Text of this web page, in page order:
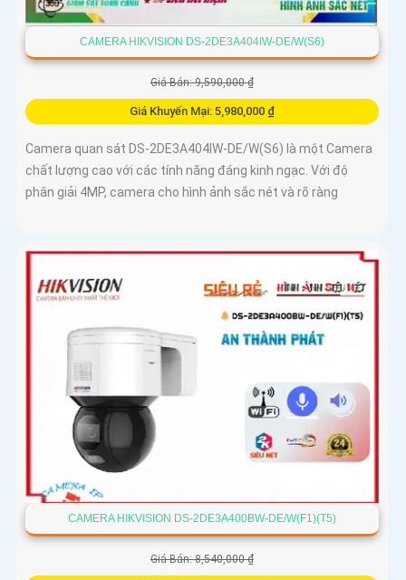
CAMERA HIKVISION DS-2DE3A404IW-DE/W(S6)
Giá Bán: 9,590,000 ₫
Giá Khuyến Mại: 5,980,000 ₫
Camera quan sát DS-2DE3A404IW-DE/W(S6) là một Camera
chất lượng cao với các tính năng đáng kinh ngạc. Với độ
phân giải 4MP, camera cho hình ảnh sắc nét và rõ ràng
CAMERA HIKVISION DS-2DE3A400BW-DE/W(F1)(T5)
Giá Bán: 8,540,000 ₫